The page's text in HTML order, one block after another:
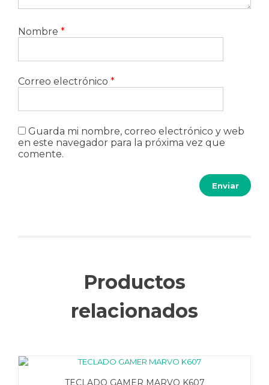
Nombre *
Correo electrónico *
Guarda mi nombre, correo electrónico y web
en este navegador para la próxima vez que
comente.
Productos
relacionados
TECLADO GAMER MARVO K607